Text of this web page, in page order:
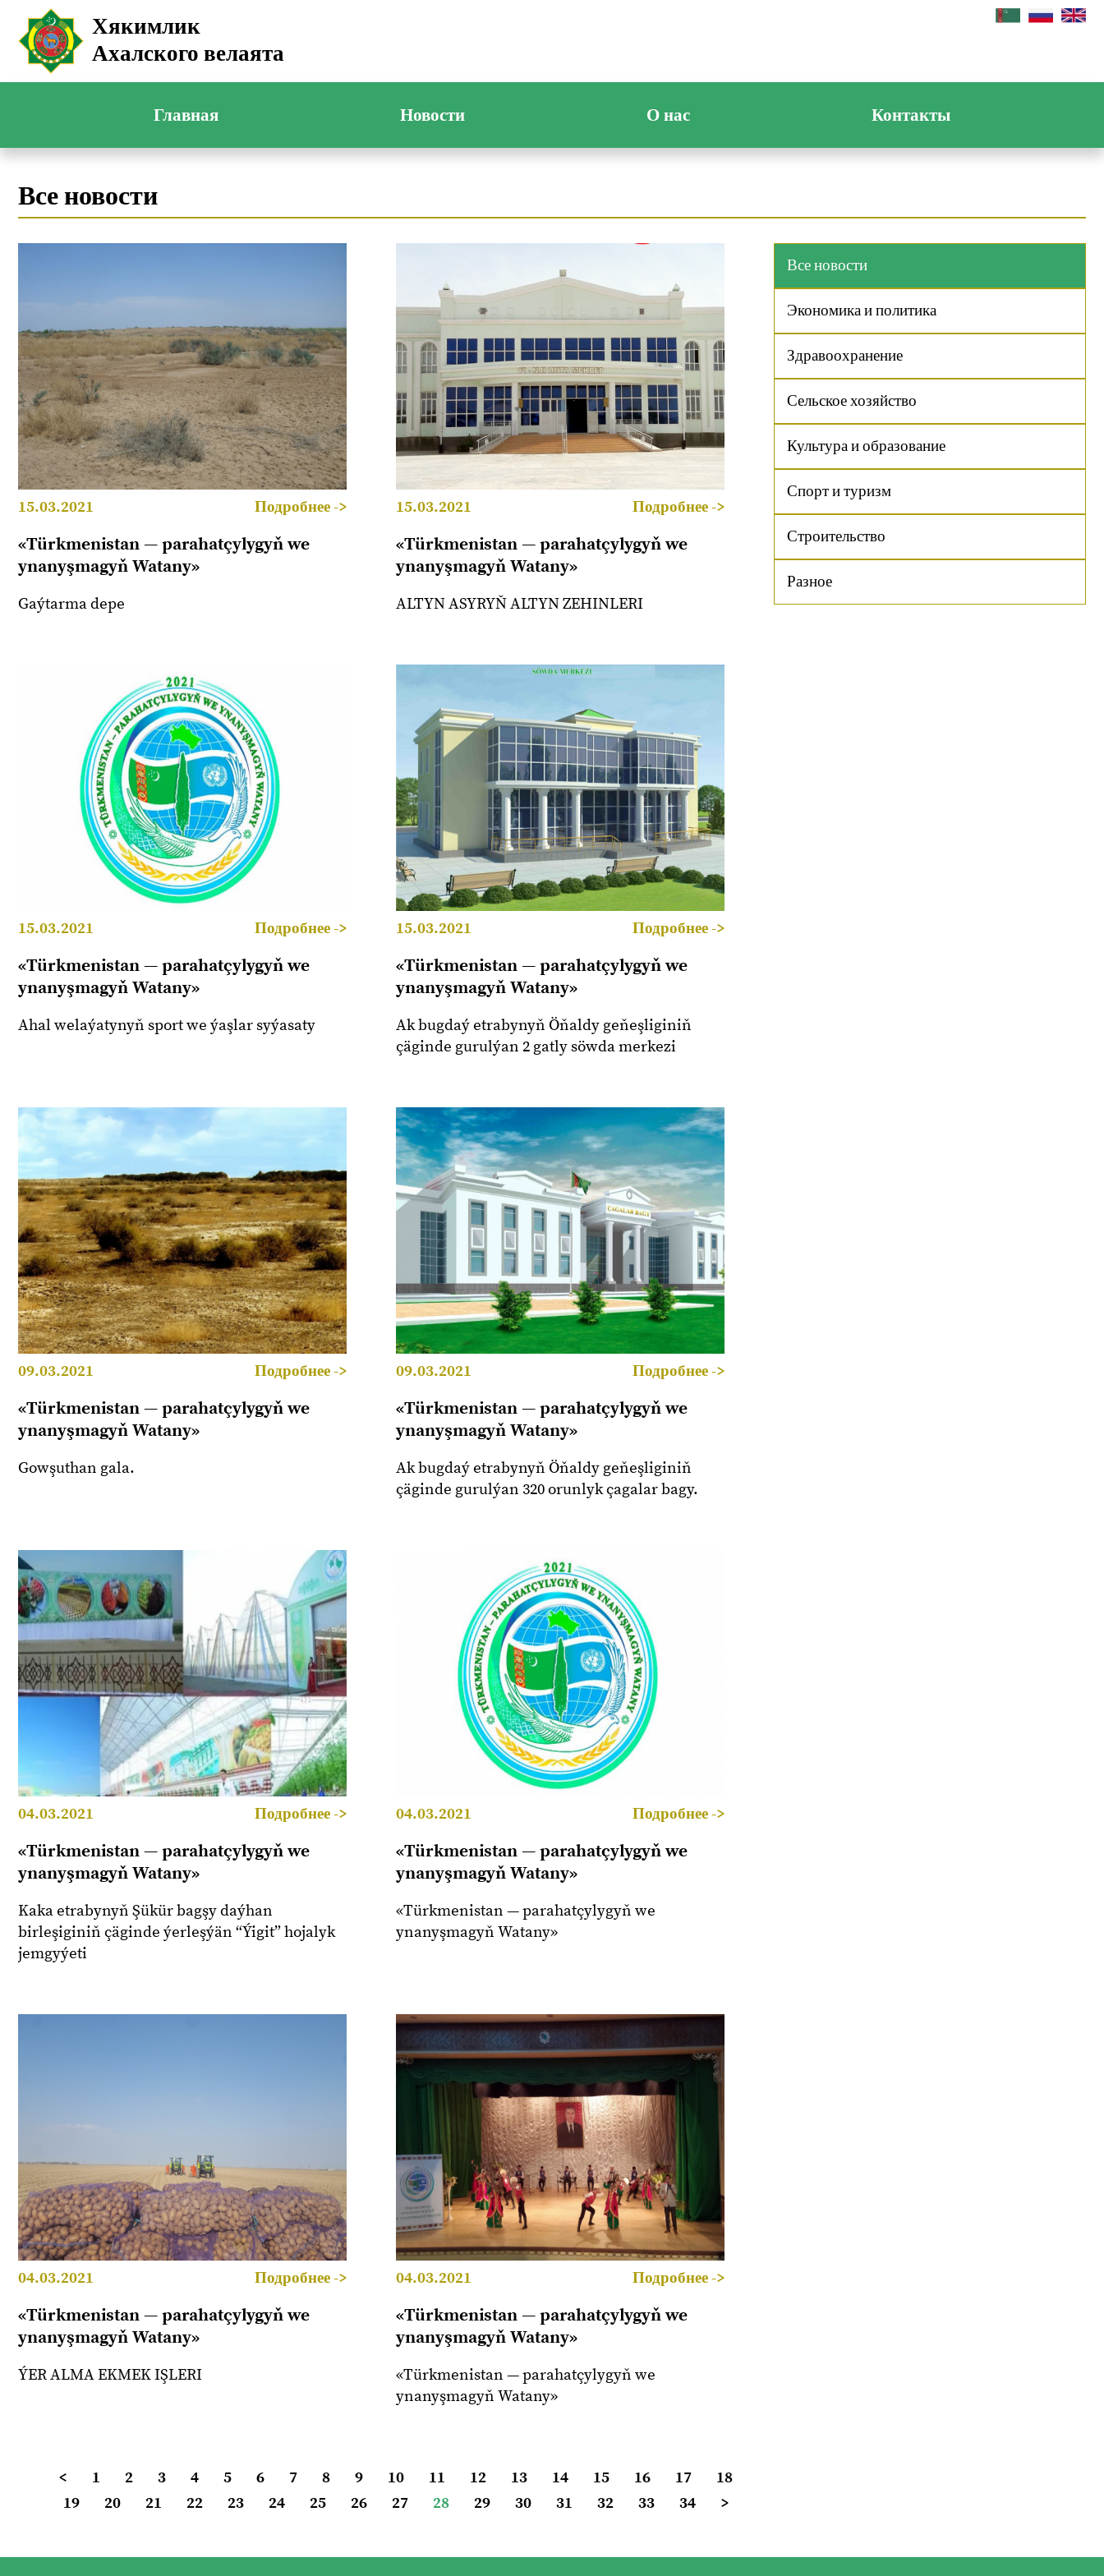
Хякимлик
Ахалского велаята
Главная Новости О нас Контакты
Все новости
15.03.2021 Подробнее ->
«Türkmenistan — parahatçylygyň we
ynanyşmagyň Watany»
Gaýtarma depe
15.03.2021 Подробнее ->
«Türkmenistan — parahatçylygyň we
ynanyşmagyň Watany»
ALTYN ASYRYŇ ALTYN ZEHINLERI
15.03.2021 Подробнее ->
«Türkmenistan — parahatçylygyň we
ynanyşmagyň Watany»
Ahal welaýatynyň sport we ýaşlar syýasaty
15.03.2021 Подробнее ->
«Türkmenistan — parahatçylygyň we
ynanyşmagyň Watany»
Ak bugdaý etrabynyň Öňaldy geňeşliginiň
çäginde gurulýan 2 gatly söwda merkezi
09.03.2021 Подробнее ->
«Türkmenistan — parahatçylygyň we
ynanyşmagyň Watany»
Gowşuthan gala.
09.03.2021 Подробнее ->
«Türkmenistan — parahatçylygyň we
ynanyşmagyň Watany»
Ak bugdaý etrabynyň Öňaldy geňeşliginiň
çäginde gurulýan 320 orunlyk çagalar bagy.
04.03.2021 Подробнее ->
«Türkmenistan — parahatçylygyň we
ynanyşmagyň Watany»
Kaka etrabynyň Şükür bagşy daýhan
birleşiginiň çäginde ýerleşýän “Ýigit” hojalyk
jemgyýeti
04.03.2021 Подробнее ->
«Türkmenistan — parahatçylygyň we
ynanyşmagyň Watany»
«Türkmenistan — parahatçylygyň we
ynanyşmagyň Watany»
04.03.2021 Подробнее ->
«Türkmenistan — parahatçylygyň we
ynanyşmagyň Watany»
ÝER ALMA EKMEK IŞLERI
04.03.2021 Подробнее ->
«Türkmenistan — parahatçylygyň we
ynanyşmagyň Watany»
«Türkmenistan — parahatçylygyň we
ynanyşmagyň Watany»
< 1 2 3 4 5 6 7 8 9 10 11 12 13 14 15 16 17
18
19
20 21 22 23 24 25 26 27 28 29 30 31 32 33 34 >
Все новости
Экономика и политика
Здравоохранение
Сельское хозяйство
Культура и образование
Спорт и туризм
Строительство
Разное